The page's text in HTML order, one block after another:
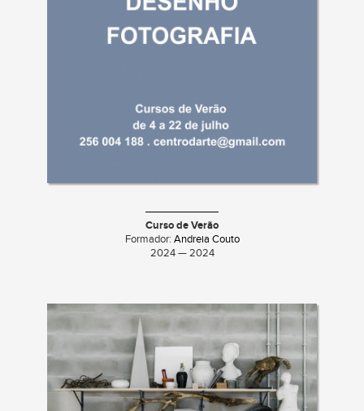
Curso de Verão
Formador: Andreia Couto
2024 — 2024